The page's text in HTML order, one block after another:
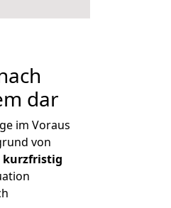
dar
im Voraus
von
kurzfristig